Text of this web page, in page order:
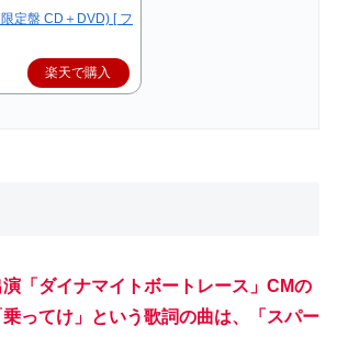
定盤 CD＋DVD) [ フ
楽天で購入
「ダイナマイトボートレース」CMの
ってけ」という歌詞の曲は、「スパー